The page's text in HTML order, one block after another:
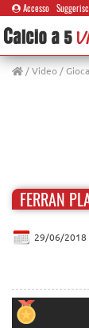
Accesso
/Video/
FERRAN
29/06/2018